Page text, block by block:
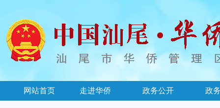
网站首页 走进华侨 政务公开 政